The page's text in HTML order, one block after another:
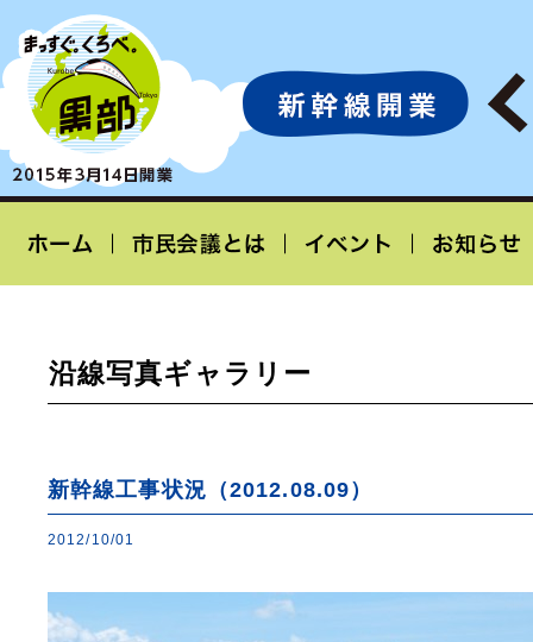
沿線写真ギャラリー
新幹線工事状況（2012.08.09）
2012/10/01